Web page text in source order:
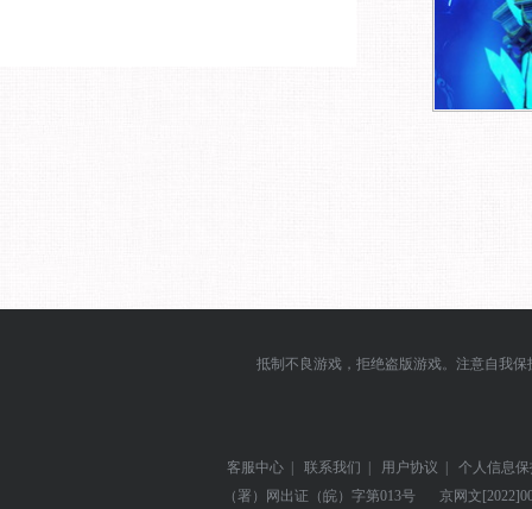
抵制不良游戏，拒绝盗版游戏。注意自我
客服中心 | 联系我们 | 用户协议 |
个人信息
（署）网出证（皖）字第013号
京网文